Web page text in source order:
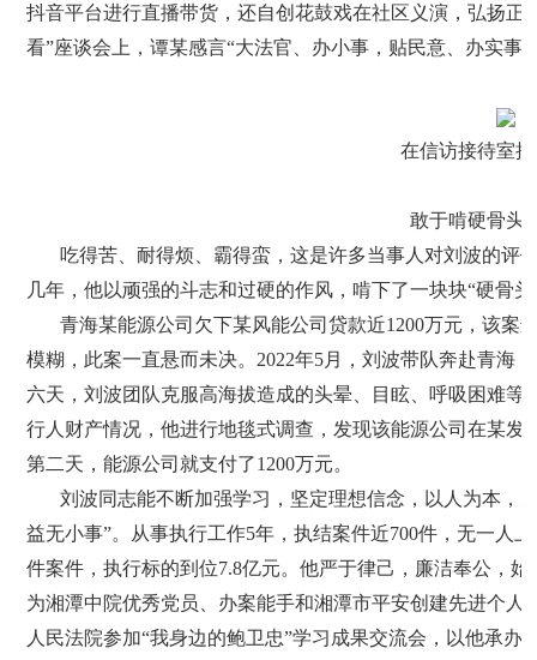
抖音平台进行直播带货，还自创花鼓戏在社区义演，弘扬正
看”座谈会上，谭某感言“大法官、办小事，贴民意、办实事”
在信访接待室
敢于啃硬骨头
吃得苦、耐得烦、霸得蛮，这是许多当事人对刘波的评
几年，他以顽强的斗志和过硬的作风，啃下了一块块“硬骨
青海某能源公司欠下某风能公司贷款近1200万元，该案
模糊，此案一直悬而未决。2022年5月，刘波带队奔赴青海
六天，刘波团队克服高海拔造成的头晕、目眩、呼吸困难
行人财产情况，他进行地毯式调查，发现该能源公司在某发
第二天，能源公司就支付了1200万元。
刘波同志能不断加强学习，坚定理想信念，以人为本，
益无小事”。从事执行工作5年，执结案件近700件，无一人
件案件，执行标的到位7.8亿元。他严于律己，廉洁奉公，
为湘潭中院优秀党员、办案能手和湘潭市平安创建先进个
人民法院参加“我身边的鲍卫忠”学习成果交流会，以他承